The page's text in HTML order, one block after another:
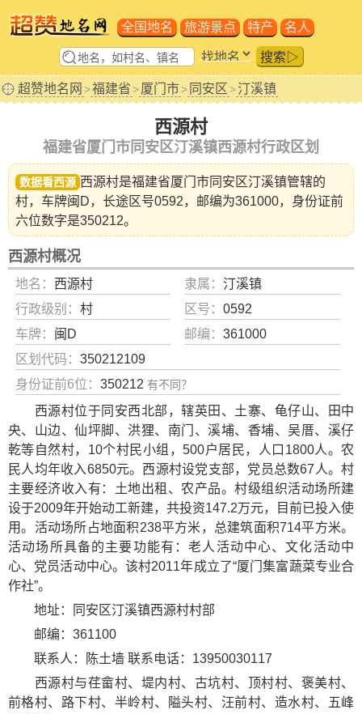
全国地名 旅游景点 特产 名人
搜索▷
超赞地名网 >福建省>厦门市> 同安区 >汀溪镇
西源村
福建省厦门市同安区汀溪镇西源村行政区划
数据看西源 西源村是福建省厦门市同安区汀溪镇管辖的
村，车牌闽D，长途区号0592，邮编为361000，身份证前
六位数字是350212。
西源村概况
地名： 西源村 隶属： 汀溪镇
行政级别： 村 区号：0592
车牌： 闽D 邮编：361000
区划代码： 350212109
身份证前6位： 350212 有不同？
西源村位于同安西北部，辖英田、土寨、龟仔山、田中
央、山边、仙坪脚、洪狸、南门、溪埔、香埔、吴厝、溪仔
乾等自然村，10个村民小组，500户居民，人口1800人。农
民人均年收入6850元。西源村设党支部，党员总数67人。村
主要经济收入有：土地出租、农产品。村级组织活动场所建
设于2009年开始动工新建，共投资147.2万元，目前已投入使
用。活动场所占地面积238平方米，总建筑面积714平方米。
活动场所具备的主要功能有：老人活动中心、文化活动中
心、党员活动中心。该村2011年成立了“厦门集富蔬菜专业合
作社”。
地址：同安区汀溪镇西源村村部
邮编：361100
联系人：陈土墙 联系电话：13950030117
西源村与荏畲村、堤内村、古坑村、顶村村、褒美村、
前格村、路下村、半岭村、隘头村、汪前村、造水村、五峰